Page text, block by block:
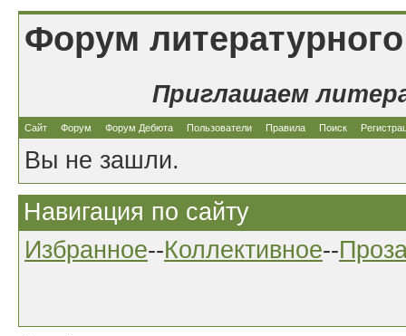
Форум
Приглашаем
Сайт Форум Форум Дебюта Пользователи Правила Поиск
Вы не зашли.
Навигация по сайту
Избранное--Коллективное--